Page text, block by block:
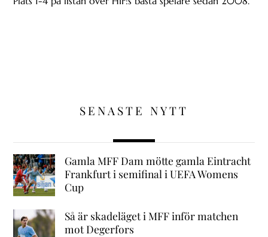
SENASTE NYTT
Gamla MFF Dam mötte gamla Eintracht
Frankfurt i semifinal i UEFA Womens
Cup
Så är skadeläget i MFF inför matchen
mot Degerfors